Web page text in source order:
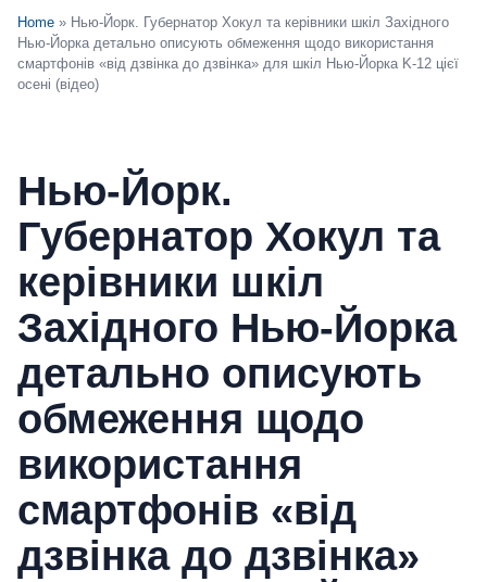
Home » Нью-Йорк. Губернатор Хокул та керівники шкіл Західного
Нью-Йорка детально описують обмеження щодо використання
смартфонів «від дзвінка до дзвінка» для шкіл Нью-Йорка K-12 цієї
осені (відео)
Нью-Йорк.
Губернатор Хокул та
керівники шкіл
Західного Нью-Йорка
детально описують
обмеження щодо
використання
смартфонів «від
дзвінка до дзвінка»